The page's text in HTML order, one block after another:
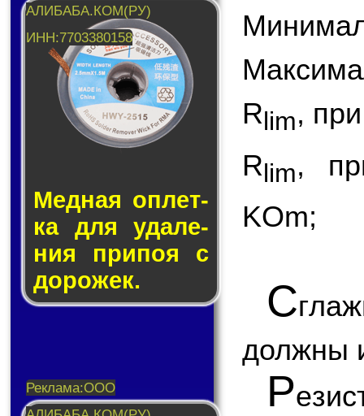
Медная оп­лет­
ка для уда­ле­
ния при­поя с
до­ро­жек.
Rlim,
Rlim,
KOm;
С
должны
Р